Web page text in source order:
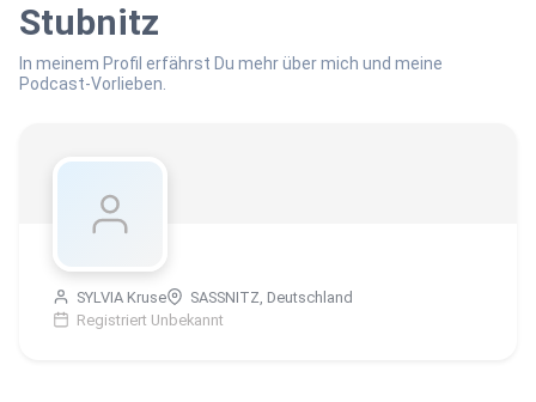
Stubnitz
In meinem Profil erfährst Du mehr über mich und meine
Podcast-Vorlieben.
SYLVIA Kruse
SASSNITZ, Deutschland
Registriert Unbekannt